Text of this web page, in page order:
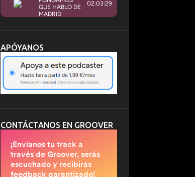
APÓYANOS
CONTÁCTANOS EN GROOVER